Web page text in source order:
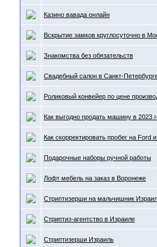
Казино вавада онлайн
Вскрытие замков круглосуточно в
Знакомства без обязательств
Свадебный салон в Санкт-
Роликовый конвейер по цене
Как выгодно продать машину в 2023
Как скорректировать пробег на Ford
Подарочные наборы ручной работы
Лофт мебель на заказ в Воронеже
Стриптизерши на мальчишник
Стриптиз-агентство в Израиле
Стриптизерши Израиль